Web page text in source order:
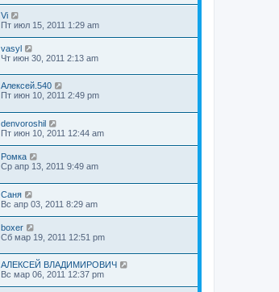
Vi
Пт июл 15, 2011 1:29 am
vasyl
Чт июн 30, 2011 2:13 am
Алексей.540
Пт июн 10, 2011 2:49 pm
denvoroshil
Пт июн 10, 2011 12:44 am
Ромка
Ср апр 13, 2011 9:49 am
Саня
Вс апр 03, 2011 8:29 am
boxer
Сб мар 19, 2011 12:51 pm
АЛЕКСЕЙ ВЛАДИМИРОВИЧ
Вс мар 06, 2011 12:37 pm